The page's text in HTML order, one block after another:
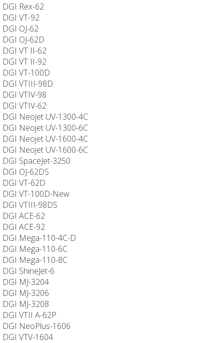
DGI Rex-62
DGI VT-92
DGI OJ-62
DGI OJ-62D
DGI VT II-62
DGI VT II-92
DGI VT-100D
DGI VTIII-98D
DGI VTIV-98
DGI VTIV-62
DGI Neojet UV-1300-4C
DGI Neojet UV-1300-6C
DGI Neojet UV-1600-4C
DGI Neojet UV-1600-6C
DGI SpaceJet-3250
DGI OJ-62DS
DGI VT-62D
DGI VT-100D-New
DGI VTIII-98DS
DGI ACE-62
DGI ACE-92
DGI Mega-110-4C-D
DGI Mega-110-6C
DGI Mega-110-8C
DGI ShineJet-6
DGI MJ-3204
DGI MJ-3206
DGI MJ-3208
DGI VTII A-62P
DGI NeoPlus-1606
DGI VTV-1604